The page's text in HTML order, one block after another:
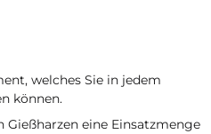
welches Sie in jedem
können.
eine Einsatzmenge